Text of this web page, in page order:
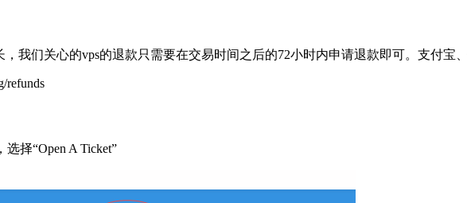
我们关心的vps的退款只需要在交易时间之后的72小时内申请退款即可。支付宝
refunds
择“Open A Ticket”